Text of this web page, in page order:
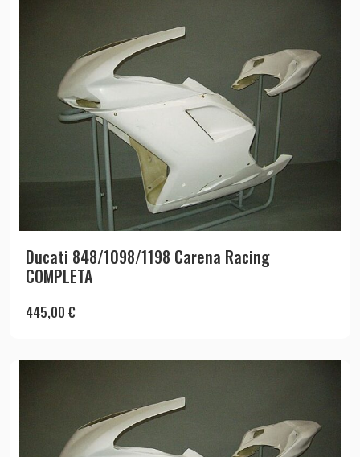
Ducati 848/1098/1198 Carena Racing
COMPLETA
445,00 €